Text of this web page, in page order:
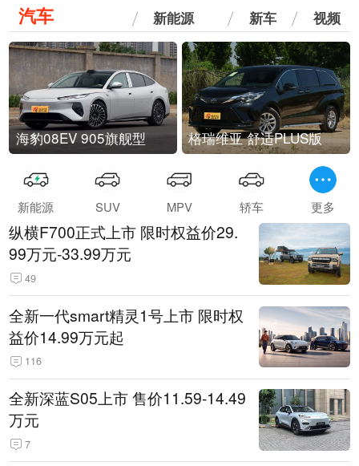
汽车 新能源 新车 视频
海豹08EV 905旗舰型 格瑞维亚 舒适PLUS版
新能源 SUV MPV 轿车 更多
纵横F700正式上市 限时权益价29.
99万元-33.99万元
49
全新一代smart精灵1号上市 限时权
益价14.99万元起
116
全新深蓝S05上市 售价11.59-14.49
万元
7